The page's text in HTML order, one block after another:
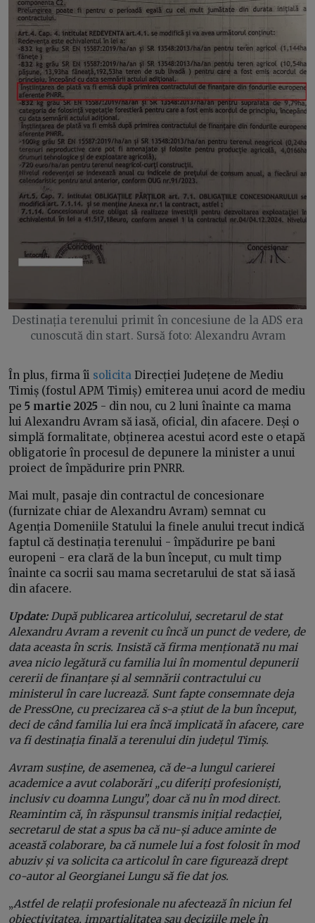
Destinația terenului primit în concesiune de la ADS era
cunoscută din start. Sursă foto: Alexandru Avram
În plus, firma îi solicita Direcției Județene de Mediu
Timiș (fostul APM Timiș) emiterea unui acord de mediu
pe 5 martie 2025 - din nou, cu 2 luni înainte ca mama
lui Alexandru Avram să iasă, oficial, din afacere. Deși o
simplă formalitate, obținerea acestui acord este o etapă
obligatorie în procesul de depunere la minister a unui
proiect de împădurire prin PNRR.
Mai mult, pasaje din contractul de concesionare
(furnizate chiar de Alexandru Avram) semnat cu
Agenția Domeniile Statului la finele anului trecut indică
faptul că destinația terenului - împădurire pe bani
europeni - era clară de la bun început, cu mult timp
înainte ca socrii sau mama secretarului de stat să iasă
din afacere.
Update: După publicarea articolului, secretarul de stat
Alexandru Avram a revenit cu încă un punct de vedere, de
data aceasta în scris. Insistă că firma menționată nu mai
avea nicio legătură cu familia lui în momentul depunerii
cererii de finanțare și al semnării contractului cu
ministerul în care lucrează. Sunt fapte consemnate deja
de PressOne, cu precizarea că s-a știut de la bun început,
deci de când familia lui era încă implicată în afacere, care
va fi destinația finală a terenului din județul Timiș.
Avram susține, de asemenea, că de-a lungul carierei
academice a avut colaborări „cu diferiți profesioniști,
inclusiv cu doamna Lungu”, doar că nu în mod direct.
Reamintim că, în răspunsul transmis inițial redacției,
secretarul de stat a spus ba că nu-și aduce aminte de
această colaborare, ba că numele lui a fost folosit în mod
abuziv și va solicita ca articolul în care figurează drept
co-autor al Georgianei Lungu să fie dat jos.
„Astfel de relații profesionale nu afectează în niciun fel
obiectivitatea, imparțialitatea sau deciziile mele în